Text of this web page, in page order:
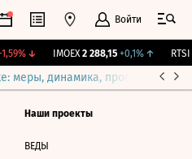
Войти
↓ IMOEX 2 288,15 +0,1%↑ RTSI
меры, динамика, прогнозы
Наши проекты
ВЕДЫ